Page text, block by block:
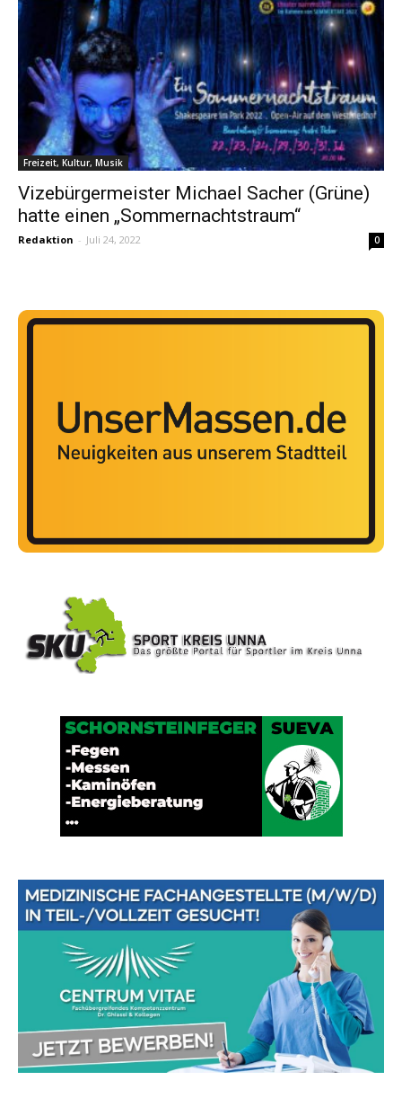
Freizeit, Kultur, Musik
Vizebürgermeister Michael Sacher (Grüne)
hatte einen „Sommernachtstraum“
Redaktion - Juli 24, 2022 0